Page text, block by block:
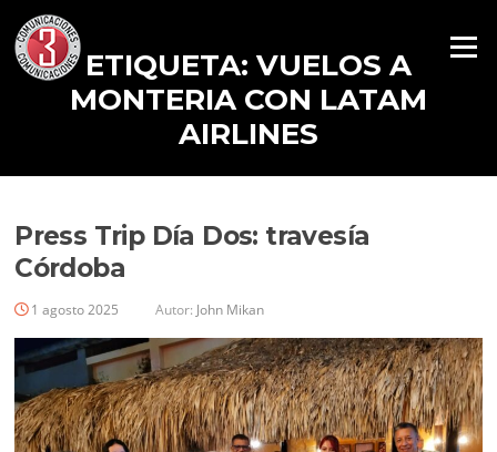
Menú
ETIQUETA: VUELOS A
MONTERIA CON LATAM
AIRLINES
Press Trip Día Dos: travesía
Córdoba
1 agosto 2025 Autor: John Mikan